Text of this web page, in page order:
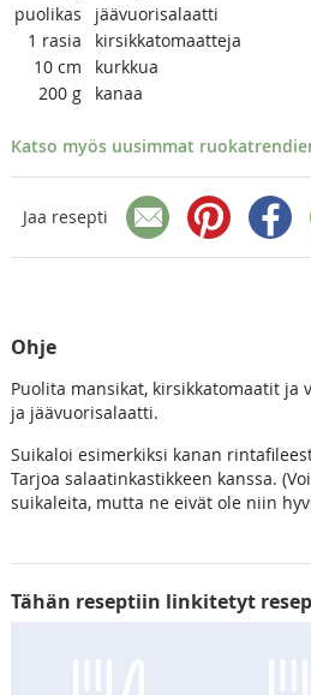
puolikas
jäävuorisalaatti
1 rasia
kirsikkatomaatteja
10 cm
kurkkua
200 g kanaa
Katso myös uusimmat
Jaa resepti
Ohje
Puolita mansikat, kirsikkatomaatit ja
ja jäävuorisalaatti.
Suikaloi esimerkiksi kanan
Tarjoa salaatinkastikkeen kanssa.
suikaleita, mutta ne eivät ole niin
Tähän reseptiin linkitetyt